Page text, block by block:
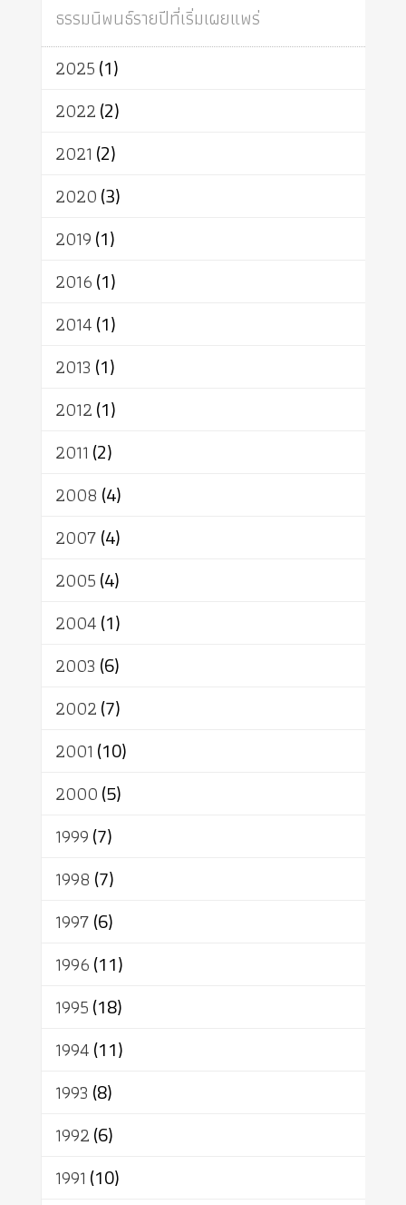
อินเดีย
ผู้บริโภค
ธรรมาธิปไตย
จักร
การแยกรัฐกับศาสนา
ธรรมชาติ
เทคโนโลยี
สิทธิ
พุทธบริษัท
อัตถะ
เทวดา
ธรรมนิพนธ์รายปีที่เริ่มเผยแพร่
2025(1)
2022(2)
2021 (2)
2020(3)
2019(1)
2016(1)
2014(1)
2013 (1)
2012(1)
2011 (2)
2008 (4)
2007(4)
2005(4)
2004(1)
2003 (6)
2002(7)
2001 (10)
2000(5)
1999(7)
1998 (7)
1997(6)
1996(11)
1995(18)
1994(11)
1993 (8)
1992(6)
1991 (10)